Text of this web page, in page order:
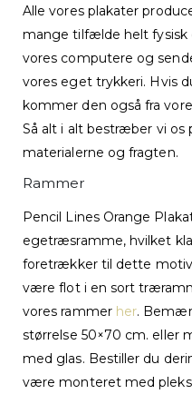
Alle vores plakater
mange tilfælde helt fysisk
vores computere og
vores eget trykkeri. Hvis
kommer den også fra
Så alt i alt bestræber vi os
materialerne og fragten.
Rammer
Pencil Lines Orange
egetræsramme, hvilket
foretrækker til dette
være flot i en sort
vores rammer her.
størrelse 50×70 cm. eller
med glas. Bestiller du
være monteret med